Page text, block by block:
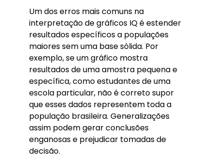
Um dos erros mais comuns na
interpretação de gráficos IQ é estender
resultados específicos a populações
maiores sem uma base sólida. Por
exemplo, se um gráfico mostra
resultados de uma amostra pequena e
específica, como estudantes de uma
escola particular, não é correto supor
que esses dados representem toda a
população brasileira. Generalizações
assim podem gerar conclusões
enganosas e prejudicar tomadas de
decisão.